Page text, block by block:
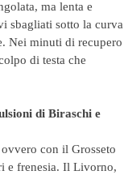
ma lenta e
sbagliati sotto la curva
Nei minuti di recupero
di testa che
di Biraschi e
con il Grosseto
e frenesia. Il Livorno,